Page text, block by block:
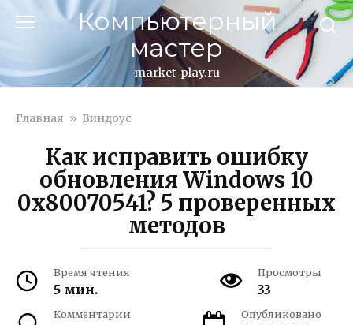
Перейти
Компьютерный
мастер
market-play.ru
Главная » Виндоус
Как исправить ошибку
обновления Windows 10
0x80070541? 5 проверенных
методов
Время чтения
5 мин.
Просмотры
33
Комментарии Опубликовано